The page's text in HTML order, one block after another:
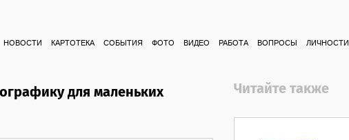
НОВОСТИ КАРТОТЕКА СОБЫТИЯ ФОТО ВИДЕО РАБОТА ВОПРОСЫ ЛИЧНОСТИ
для маленьких
Читайте также